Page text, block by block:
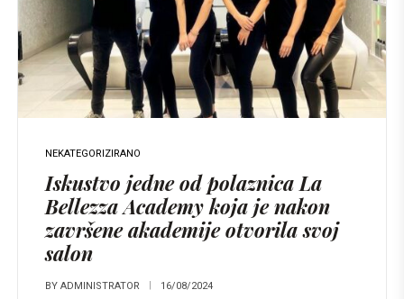
NEKATEGORIZIRANO
Iskustvo jedne od polaznica La
Bellezza Academy koja je nakon
završene akademije otvorila svoj
salon
BY ADMINISTRATOR 16/08/2024